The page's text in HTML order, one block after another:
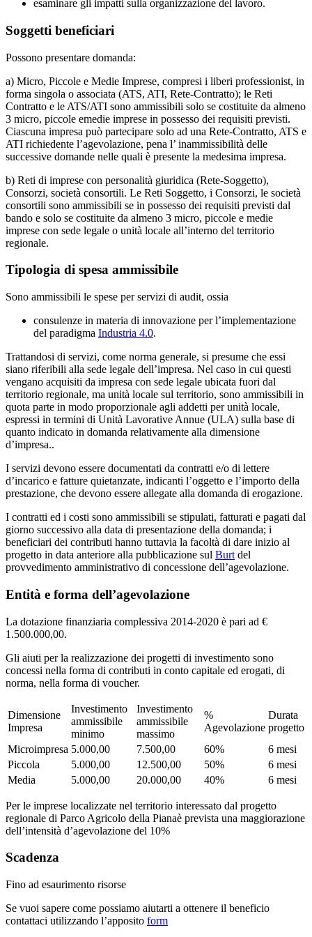
esaminare gli impatti sulla organizzazione del lavoro.
Soggetti beneficiari
Possono presentare domanda:
a) Micro, Piccole e Medie Imprese, compresi i liberi professionist, in
forma singola o associata (ATS, ATI, Rete-Contratto); le Reti
Contratto e le ATS/ATI sono ammissibili solo se costituite da almeno
3 micro, piccole emedie imprese in possesso dei requisiti previsti.
Ciascuna impresa può partecipare solo ad una Rete-Contratto, ATS e
ATI richiedente l’agevolazione, pena l’ inammissibilità delle
successive domande nelle quali è presente la medesima impresa.
b) Reti di imprese con personalità giuridica (Rete-Soggetto),
Consorzi, società consortili. Le Reti Soggetto, i Consorzi, le società
consortili sono ammissibili se in possesso dei requisiti previsti dal
bando e solo se costituite da almeno 3 micro, piccole e medie
imprese con sede legale o unità locale all’interno del territorio
regionale.
Tipologia di spesa ammissibile
Sono ammissibili le spese per servizi di audit, ossia
consulenze in materia di innovazione per l’implementazione
del paradigma Industria 4.0.
Trattandosi di servizi, come norma generale, si presume che essi
siano riferibili alla sede legale dell’impresa. Nel caso in cui questi
vengano acquisiti da impresa con sede legale ubicata fuori dal
territorio regionale, ma unità locale sul territorio, sono ammissibili in
quota parte in modo proporzionale agli addetti per unità locale,
espressi in termini di Unità Lavorative Annue (ULA) sulla base di
quanto indicato in domanda relativamente alla dimensione
d’impresa..
I servizi devono essere documentati da contratti e/o di lettere
d’incarico e fatture quietanzate, indicanti l’oggetto e l’importo della
prestazione, che devono essere allegate alla domanda di erogazione.
I contratti ed i costi sono ammissibili se stipulati, fatturati e pagati dal
giorno successivo alla data di presentazione della domanda; i
beneficiari dei contributi hanno tuttavia la facoltà di dare inizio al
progetto in data anteriore alla pubblicazione sul Burt del
provvedimento amministrativo di concessione dell’agevolazione.
Entità e forma dell’agevolazione
La dotazione finanziaria complessiva 2014-2020 è pari ad €
1.500.000,00.
Gli aiuti per la realizzazione dei progetti di investimento sono
concessi nella forma di contributi in conto capitale ed erogati, di
norma, nella forma di voucher.
Dimensione
Impresa
Investimento
ammissibile
minimo
Investimento
ammissibile
massimo
%
Agevolazione
Durata
progetto
Microimpresa 5.000,00 7.500,00 60%
6 mesi
Piccola
5.000,00 12.500,00 50%
6 mesi
Media
5.000,00 20.000,00 40% 6 mesi
Per le imprese localizzate nel territorio interessato dal progetto
regionale di Parco Agricolo della Pianaè prevista una maggiorazione
dell’intensità d’agevolazione del 10%
Scadenza
Fino ad esaurimento risorse
Se vuoi sapere come possiamo aiutarti a ottenere il beneficio
contattaci utilizzando l’apposito form